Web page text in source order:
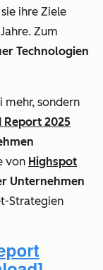
ihre Ziele
Zum
Technologien
mehr, sondern
Report 2025
von Highspot
Unternehmen
Strategien